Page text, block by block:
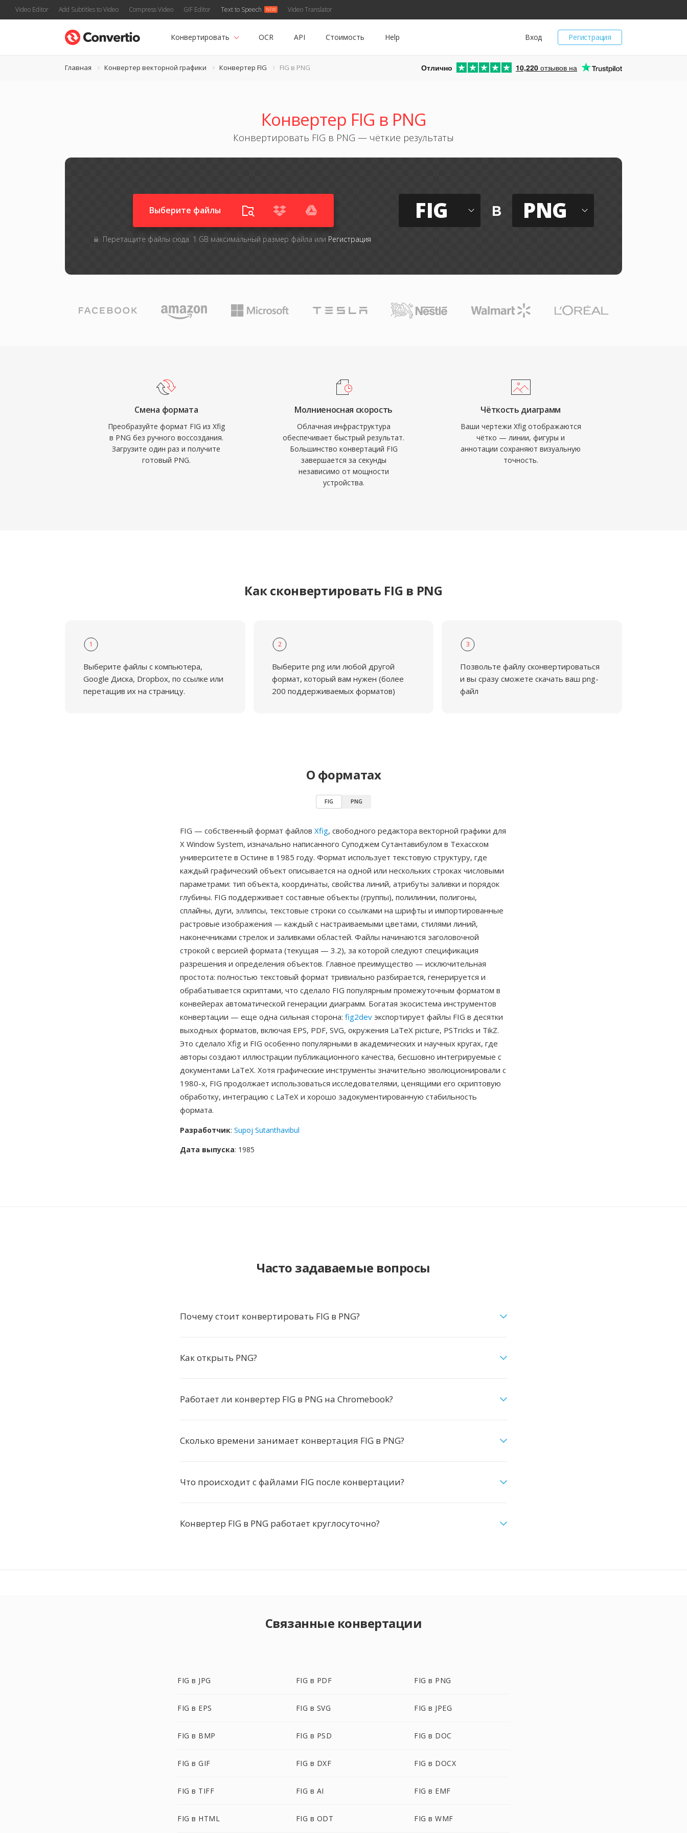
Video Editor Add Subtitles to Video Compress Video GIF Editor Text to Speech Video Translator
Регистрация
Вход
Конвертировать OCR API Стоимость Help
Главная Конвертер векторной графики Конвертер FIG FIG в PNG Отлично 10,220 отзывов на
Конвертер FIG в PNG
Конвертировать FIG в PNG — чёткие результаты
Выберите файлы
Перетащите файлы сюда. 1 GB максимальный размер файла или Регистрация
FIG в PNG
Смена формата
Преобразуйте формат FIG из Xfig
в PNG без ручного воссоздания.
Загрузите один раз и получите
готовый PNG.
Молниеносная скорость
Облачная инфраструктура
обеспечивает быстрый результат.
Большинство конвертаций FIG
завершается за секунды
независимо от мощности
устройства.
Чёткость диаграмм
Ваши чертежи Xfig отображаются
чётко — линии, фигуры и
аннотации сохраняют визуальную
точность.
Как сконвертировать FIG в PNG
1
Выберите файлы с компьютера,
Google Диска, Dropbox, по ссылке или
перетащив их на страницу.
2
Выберите png или любой другой
формат, который вам нужен (более
200 поддерживаемых форматов)
3
Позвольте файлу сконвертироваться
и вы сразу сможете скачать ваш png-
файл
О форматах
FIG PNG
FIG — собственный формат файлов Xfig, свободного редактора векторной графики для
X Window System, изначально написанного Суподжем Сутантавибулом в Техасском
университете в Остине в 1985 году. Формат использует текстовую структуру, где
каждый графический объект описывается на одной или нескольких строках числовыми
параметрами: тип объекта, координаты, свойства линий, атрибуты заливки и порядок
глубины. FIG поддерживает составные объекты (группы), полилинии, полигоны,
сплайны, дуги, эллипсы, текстовые строки со ссылками на шрифты и импортированные
растровые изображения — каждый с настраиваемыми цветами, стилями линий,
наконечниками стрелок и заливками областей. Файлы начинаются заголовочной
строкой с версией формата (текущая — 3.2), за которой следуют спецификация
разрешения и определения объектов. Главное преимущество — исключительная
простота: полностью текстовый формат тривиально разбирается, генерируется и
обрабатывается скриптами, что сделало FIG популярным промежуточным форматом в
конвейерах автоматической генерации диаграмм. Богатая экосистема инструментов
конвертации — еще одна сильная сторона: fig2dev экспортирует файлы FIG в десятки
выходных форматов, включая EPS, PDF, SVG, окружения LaTeX picture, PSTricks и TikZ.
Это сделало Xfig и FIG особенно популярными в академических и научных кругах, где
авторы создают иллюстрации публикационного качества, бесшовно интегрируемые с
документами LaTeX. Хотя графические инструменты значительно эволюционировали с
1980-х, FIG продолжает использоваться исследователями, ценящими его скриптовую
обработку, интеграцию с LaTeX и хорошо задокументированную стабильность
формата.
Разработчик: Supoj Sutanthavibul
Дата выпуска: 1985
Часто задаваемые вопросы
Почему стоит конвертировать FIG в PNG?
Как открыть PNG?
Работает ли конвертер FIG в PNG на Chromebook?
Сколько времени занимает конвертация FIG в PNG?
Что происходит с файлами FIG после конвертации?
Конвертер FIG в PNG работает круглосуточно?
Связанные конвертации
FIG в JPG FIG в PDF FIG в PNG
FIG в EPS FIG в SVG FIG в JPEG
FIG в BMP FIG в PSD FIG в DOC
FIG в GIF FIG в DXF FIG в DOCX
FIG в TIFF FIG в AI FIG в EMF
FIG в HTML FIG в ODT FIG в WMF